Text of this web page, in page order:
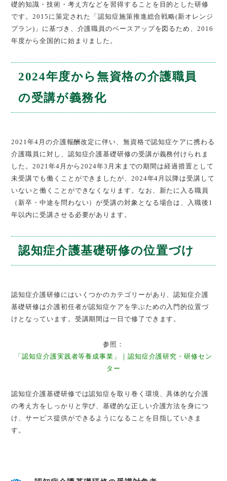
礎的知識・技術・考え方などを習得することを目的とした研修
です。2015に策定された「認知症施策推進総合戦略(新オレンジ
プラン)」に基づき、介護職員のベースアップを図るため、2016
年度から全国的に始まりました。
2024年度から無資格の介護職員
の受講が義務化
2021年4月の介護報酬改定に伴い、無資格で認知症ケアに携わる
介護職員に対し、認知症介護基礎研修の受講が義務付けられま
した。2021年4月から2024年3月末までの期間は経過措置として
未受講でも働くことができましたが、2024年4月以降は受講して
いないと働くことができなくなります。なお、新たに入る職員
（新卒・中途を問わない）が受講の対象となる場合は、入職後1
年以内に受講させる必要があります。
認知症介護基礎研修の位置づけ
認知症介護研修にはいくつかのカテゴリーがあり、認知症介護
基礎研修は介護初任者が認知症ケアを学ぶための入門的位置づ
けとなっています。受講期間は一日で修了できます。
参照：
「認知症介護実践者等養成事業」｜認知症介護研究・研修セン
ター
認知症介護基礎研修では認知症を取り巻く環境、具体的な介護
の考え方をしっかりと学び、基礎的な正しい介護方法を身につ
け、サービス提供ができるようになることを目指していきま
す。